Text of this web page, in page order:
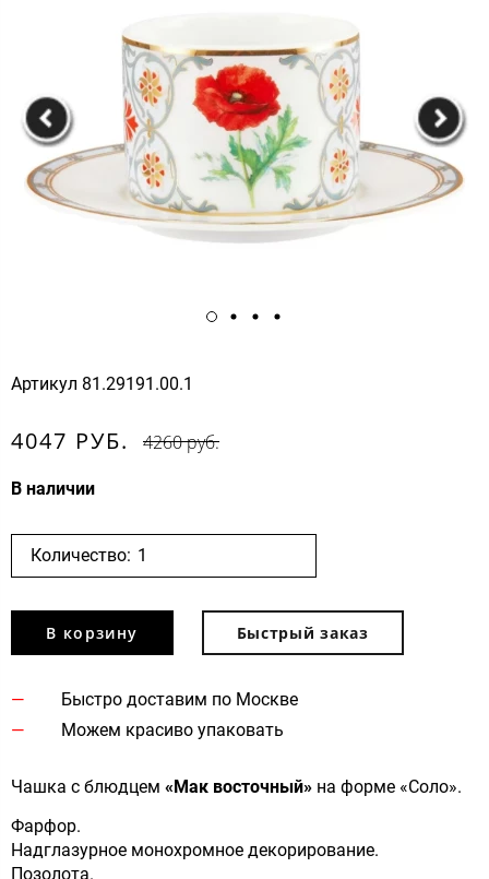
Артикул 81.29191.00.1
4047 РУБ. 4260 руб.
В наличии
Количество:
В корзину Быстрый заказ
Быстро доставим по Москве
Можем красиво упаковать
Чашка с блюдцем «Мак восточный» на форме «Cоло».
Фарфор.
Надглазурное монохромное декорирование.
Позолота.